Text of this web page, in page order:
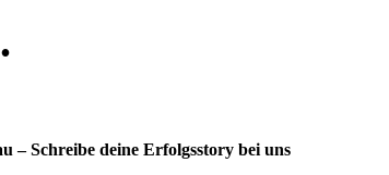
– Schreibe deine Erfolgsstory bei uns